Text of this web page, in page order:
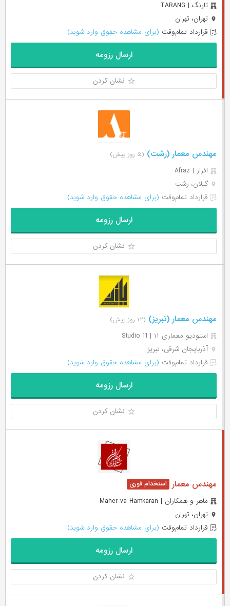
تارنگ | TARANG
تهران، تهران
قرارداد تمام‌وقت (برای مشاهده حقوق وارد شوید)
ارسال رزومه
نشان کردن
مهندس معمار (رشت) (۵ روز پیش)
افراز | Afraz
گیلان، رشت
قرارداد تمام‌وقت (برای مشاهده حقوق وارد شوید)
ارسال رزومه
نشان کردن
مهندس معمار (تبریز) (۱۲ روز پیش)
استودیو معماری ۱۱ | Studio 11
آذربایجان شرقی، تبریز
قرارداد تمام‌وقت (برای مشاهده حقوق وارد شوید)
ارسال رزومه
نشان کردن
مهندس معمار
ماهر و همکاران | Maher va Hamkaran
تهران، تهران
قرارداد تمام‌وقت (برای مشاهده حقوق وارد شوید)
ارسال رزومه
نشان کردن